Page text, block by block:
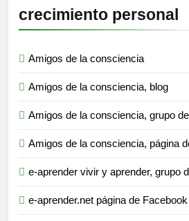
crecimiento personal
Amigos de la consciencia
Amigos de la consciencia, blog
Amigos de la consciencia, grupo
Amigos de la consciencia, página
e-aprender vivir y aprender, grupo
e-aprender.net página de Facebook